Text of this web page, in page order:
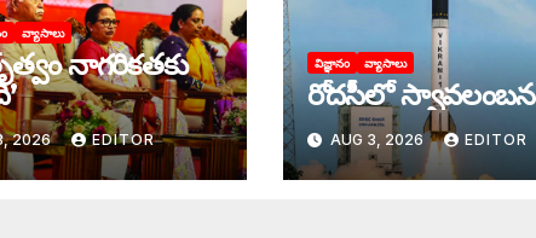
వ్యాసాలు
నాగరికతకు
2026 EDITOR
విజ్ఞానం వ్యాసాలు
రోదసీలో స్వావలంబన
AUG 3, 2026 EDITOR